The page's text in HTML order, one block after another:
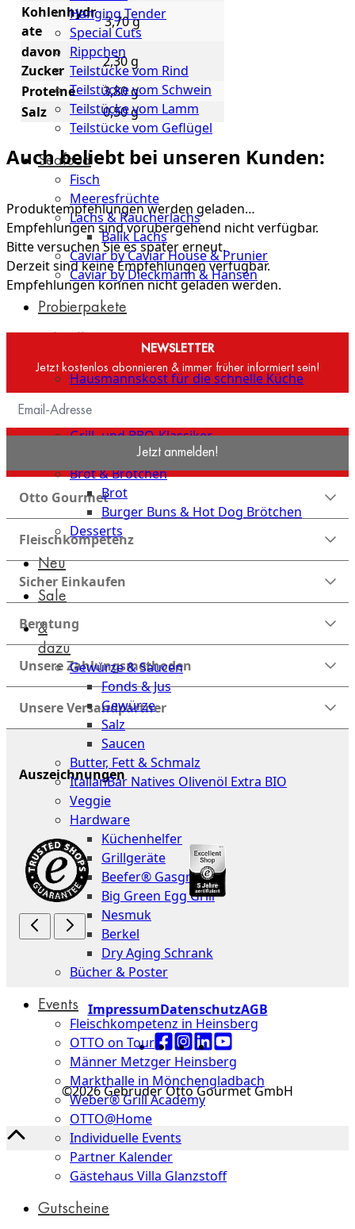
Hanging Tender
Special Cuts
Rippchen
Teilstücke vom Rind
Teilstücke vom Schwein
Teilstücke vom Lamm
Teilstücke vom Geflügel
Seafood
Fisch
Meeresfrüchte
Lachs & Räucherlachs
Balik Lachs
Caviar by Caviar House & Prunier
Caviar by Dieckmann & Hansen
Probierpakete
Schnelle
Küche
Hausmannskost für die schnelle Küche
das Besondere für die schnelle Küche
Streetfood & Fingerfood
Grill- und BBQ-Klassiker
Brot & Brötchen
Brot
Burger Buns & Hot Dog Brötchen
Desserts
Neu
Sale
&
dazu
Gewürze & Saucen
Fonds & Jus
Gewürze
Salz
Saucen
Butter, Fett & Schmalz
ItalianBar Natives Olivenöl Extra BIO
Veggie
Hardware
Küchenhelfer
Grillgeräte
Beefer® Gasgrills
Big Green Egg Grill
Nesmuk
Berkel
Dry Aging Schrank
Bücher & Poster
Events
Fleischkompetenz in Heinsberg
OTTO on Tour
Männer Metzger Heinsberg
Markthalle in Mönchengladbach
Weber® Grill Academy
OTTO@Home
Individuelle Events
Partner Kalender
Gästehaus Villa Glanzstoff
Gutscheine
Kohlenhydr
ate
3,70 g
davon
Zucker
2,30 g
Proteine
3,80 g
Salz
0,50 g
Auch beliebt bei unseren Kunden:
Produktempfehlungen werden geladen…
Empfehlungen sind vorübergehend nicht verfügbar.
Bitte versuchen Sie es später erneut.
Derzeit sind keine Empfehlungen verfügbar.
Empfehlungen können nicht geladen werden.
NEWSLETTER
Jetzt kostenlos abonnieren & immer früher informiert sein!
Jetzt anmelden!
Otto Gourmet
Fleischkompetenz
Sicher Einkaufen
Beratung
Unsere Zahlungsmethoden
Unsere Versandpartner
Auszeichnungen
ImpressumDatenschutzAGB
©2026 Gebrüder Otto Gourmet GmbH